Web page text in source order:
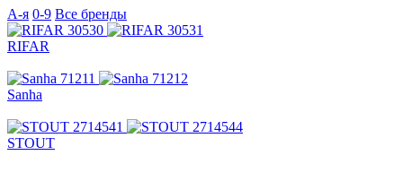
А-я 0-9 Все бренды
RIFAR
Sanha
STOUT